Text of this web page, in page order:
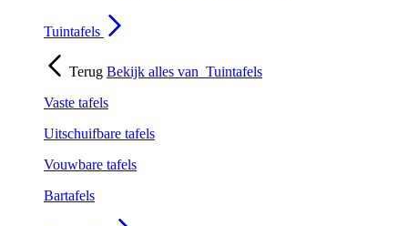
Tuintafels
Terug Bekijk alles van Tuintafels
Vaste tafels
Uitschuifbare tafels
Vouwbare tafels
Bartafels